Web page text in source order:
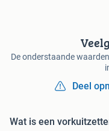
De onderstaande
Deel
Wat is een